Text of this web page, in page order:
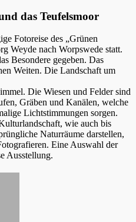
das Teufelsmoor
Fotoreise des „Grünen
Weyde nach Worpswede statt.
Besondere gegeben. Das
Weiten. Die Landschaft um
Die Wiesen und Felder sind
Gräben und Kanälen, welche
Lichtstimmungen sorgen.
wie auch bis
Naturräume darstellen,
Eine Auswahl der
Ausstellung.